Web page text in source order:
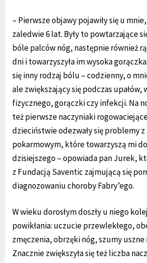
– Pierwsze objawy pojawiły się u
zaledwie 6 lat. Były to powtarzające
bóle palców nóg, następnie również
dni i towarzyszyła im wysoka
się inny rodzaj bólu – codzienny, o
ale zwiększający się podczas upałów,
fizycznego, gorączki czy infekcji. Na
też pierwsze naczyniaki
dzieciństwie odezwały się problemy z
pokarmowym, które towarzyszą mi
dzisiejszego – opowiada pan Jurek,
z Fundacją Saventic zajmującą się
diagnozowaniu choroby Fabry’ego.
W wieku dorosłym doszły u niego
powikłania: uczucie przewlekłego,
zmęczenia, obrzęki nóg, szumy uszne
Znacznie zwiększyła się też liczba